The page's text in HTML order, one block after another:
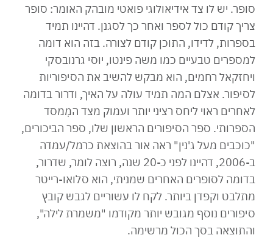
סופר. יש לו צד אידיאולוגי פואטי מובהק האומר: סופר
צריך קודם כול לספר ואחר כך לסגנן. דהיינו תמיד
בספרות, לדידו, התוכן קודם לצורה. בזה הוא דומה
למספרים טבעיים כמו משה פינטו, יוסי גרנובסקי
ויחזקאל רחמים, הוא מבקש להשיב את הסיפוריות
לסיפור. אצלם המה תמיד עולה על האיך, ודרור בדומה
לאחרים ראוי ליחס רציני יותר ועמוק מצד המִמסד
הספרותי. ספר הסיפורים הראשון שלו, ספר הביכורים,
"כוכבים מעל ג'נין" ראה אור בהוצאת כרמל/עמדה
ב-2006, דהיינו לפני כ-20 שנה, רוצה לומר, שדרור,
בדומה לסופרים האחרים שמניתי, הוא סלואו-רייטר
מתלבט וקפדן ביותר. לקח לו עשוריים לגבש קובץ
סיפורים נוסף מגובש יותר מקודמו "משמרת לילה",
והתוצאה בסך הכול מרשימה.